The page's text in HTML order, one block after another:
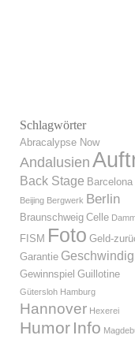
Schlagwörter
Abracalypse Now
Andalusien
Back Stage Barcelona
Beijing Bergwerk Berlin
Braunschweig Celle
FISM Foto Geld-
Garantie
Gewinnspiel Guillotine
Gütersloh Hamburg
Hannover Hexerei
Humor Info